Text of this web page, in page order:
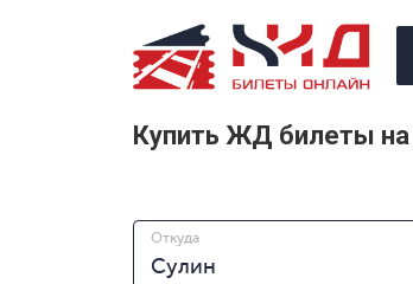
Купить ЖД билеты
Откуда